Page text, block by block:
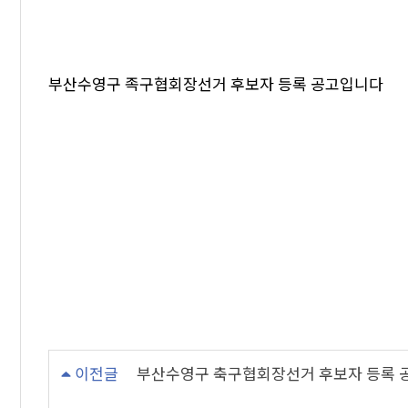
부산수영구 족구협회장선거 후보자 등록 공고입니다
이전글 부산수영구 축구협회장선거 후보자 등록